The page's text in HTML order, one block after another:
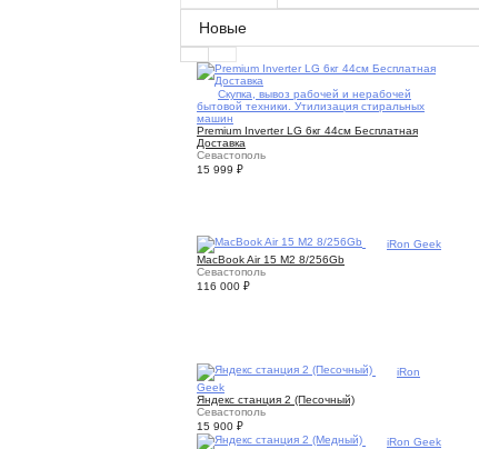
Скупка, вывоз рабочей и нерабочей
бытовой техники. Утилизация стиральных
машин
Premium Inverter LG 6кг 44см Бесплатная
Доставка
Севастополь
15 999 ₽
iRon Geek
MacBook Air 15 M2 8/256Gb
Севастополь
116 000 ₽
iRon
Geek
Яндекс станция 2 (Песочный)
Севастополь
15 900 ₽
iRon Geek